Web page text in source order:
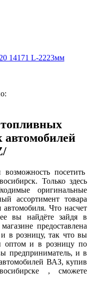
14171 L-2223мм
автомобилей
посетить
Только здесь
оригинальные
ассортимент товара
Что насчет
вы найдёте зайдя в
предоставлена
в розницу, так что вы
оптом и в розницу по
предприниматель, и в
ВАЗ, купив
, сможете